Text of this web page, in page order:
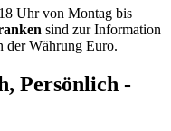
Uhr von Montag bis
sind zur Information
der Währung Euro.
Persönlich -